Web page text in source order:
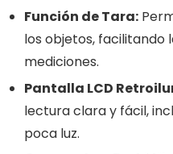
Función de Tara:
los objetos, facilitando
mediciones.
Pantalla LCD
lectura clara y fácil,
poca luz.